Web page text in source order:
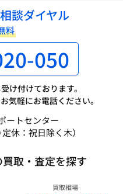
談ダイヤル
料
050
け付けております。
気軽にお電話ください。
ートセンター
休：祝日除く木）
取・査定を探す
買取相場